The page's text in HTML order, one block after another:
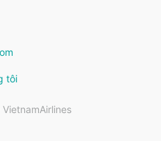
tôi
VietnamAirlines